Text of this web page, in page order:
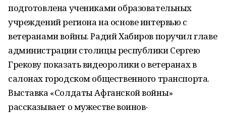
подготовлена учениками образовательных
учреждений региона на основе интервью с
ветеранами войны. Радий Хабиров поручил главе
администрации столицы республики Сергею
Грекову показать видеоролики о ветеранах в
салонах городском общественного транспорта.
Выставка «Солдаты Афганской войны»
рассказывает о мужестве воинов-